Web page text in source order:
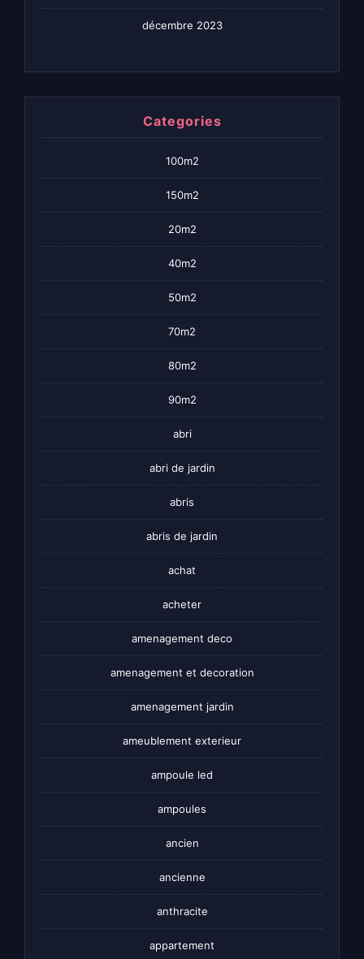
décembre 2023
Categories
100m2
150m2
20m2
40m2
50m2
70m2
80m2
90m2
abri
abri de jardin
abris
abris de jardin
achat
acheter
amenagement deco
amenagement et decoration
amenagement jardin
ameublement exterieur
ampoule led
ampoules
ancien
ancienne
anthracite
appartement